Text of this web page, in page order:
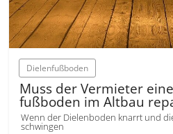
Dielenfußboden
Muss der Vermieter
fußboden im Altbau
Wenn der Dielenboden knarrt und
schwingen